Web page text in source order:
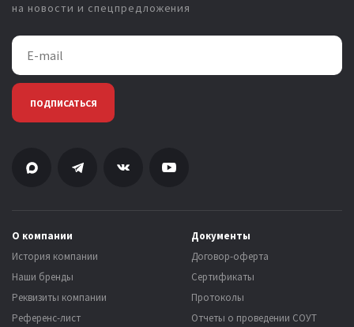
на новости и спецпредложения
ПОДПИСАТЬСЯ
О компании
История компании
Наши бренды
Реквизиты компании
Референс-лист
Документы
Договор-оферта
Сертификаты
Протоколы
Отчеты о проведении СОУТ